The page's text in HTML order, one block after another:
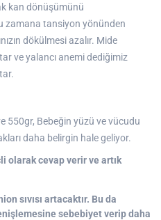
kan dönüşümünü
zamana tansiyon yönünden
dökülmesi azalır. Mide
ve yalancı anemi dediğimiz
550gr, Bebeğin yüzü ve vücudu
daha belirgin hale geliyor.
olarak cevap verir ve artık
sıvısı artacaktır. Bu da
sebebiyet verip daha